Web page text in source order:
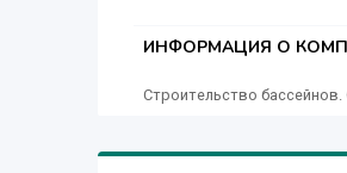
ИНФОРМАЦИЯ О
Строительство